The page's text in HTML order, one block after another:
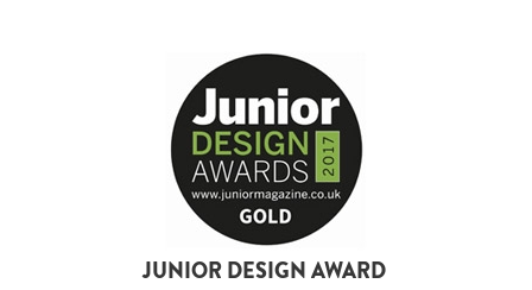
JUNIOR DESIGN AWARD